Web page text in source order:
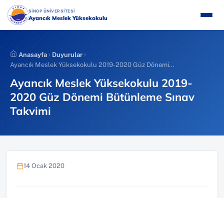
İçeriğe
atla
SİNOP ÜNİVERSİTESİ(YENI SEKMEDE AÇILIR)
Ayancık Meslek Yüksekokulu
Anasayfa
Duyurular
Ayancık Meslek Yüksekokulu 2019-2020 Güz Dönemi...
Ayancık Meslek Yüksekokulu 2019-
2020 Güz Dönemi Bütünleme Sınav
Takvimi
14 Ocak 2020